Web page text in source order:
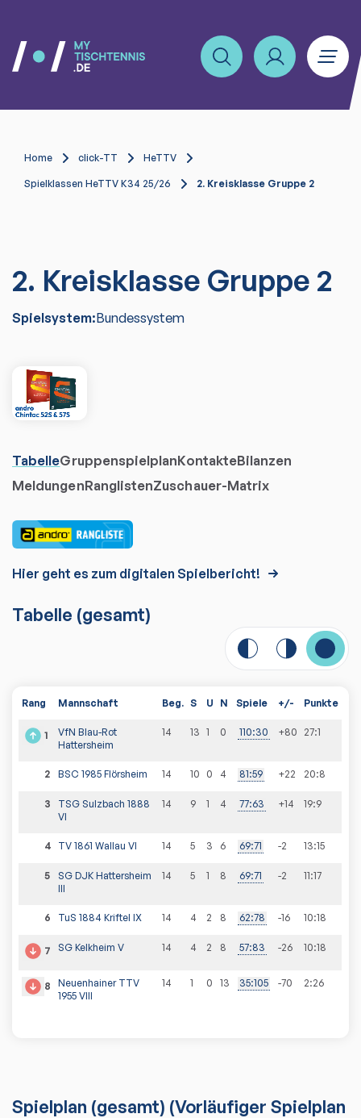
Home click-TT HeTTV
Spielklassen HeTTV K34 25/26 2. Kreisklasse Gruppe 2
2. Kreisklasse Gruppe 2
Spielsystem:Bundessystem
TabelleGruppenspielplanKontakteBilanzen
MeldungenRanglistenZuschauer-Matrix
Hier geht es zum digitalen Spielbericht!
Tabelle (gesamt)
Rang Mannschaft Beg. S U N Spiele +/- Punkte
1
VfN Blau-Rot
Hattersheim
14 13 1 0 110:30 +80 27:1
2 BSC 1985 Flörsheim 14 10 0 4 81:59 +22 20:8
3
TSG Sulzbach 1888
VI
14 9 1 4 77:63 +14 19:9
4 TV 1861 Wallau VI 14 5 3 6 69:71 -2 13:15
5
SG DJK Hattersheim
III
14 5 1 8 69:71 -2 11:17
6 TuS 1884 Kriftel IX 14 4 2 8 62:78 -16 10:18
7 SG Kelkheim V 14 4 2 8 57:83 -26 10:18
8
Neuenhainer TTV
1955 VIII
14 1 0 13 35:105 -70 2:26
Spielplan (gesamt) (Vorläufiger Spielplan